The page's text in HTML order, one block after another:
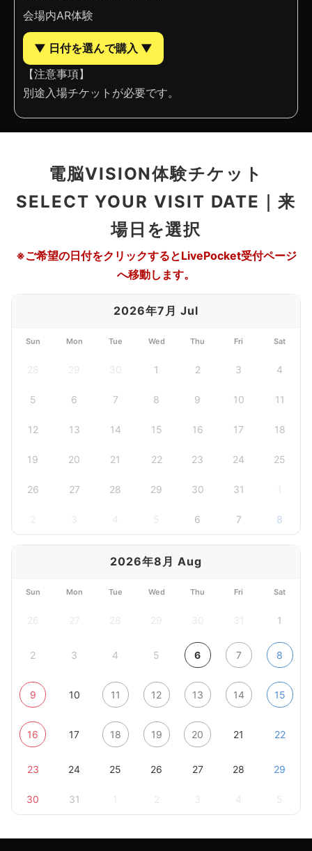
会場内AR体験
▼ 日付を選んで購入 ▼
【注意事項】
別途入場チケットが必要です。
電脳VISION体験チケット
SELECT YOUR VISIT DATE｜来
場日を選択
※ご希望の日付をクリックするとLivePocket受付ページ
へ移動します。
2026年7月 Jul
Sun Mon Tue Wed Thu Fri Sat
28 29 30 1 2 3 4
5 6 7 8 9 10 11
12 13 14 15 16 17 18
19 20 21 22 23 24 25
26 27 28 29 30 31 1
3 4 5 6 7 8
2026年8月 Aug
Sun Mon Tue Wed Thu Fri Sat
26 27 28 29 30 31 1
2 3 4 5 6 7 8
9 10 11 12 13 14 15
16 17 18 19 20 21 22
23 24 25 26 27 28 29
30 31 1 3 4 5